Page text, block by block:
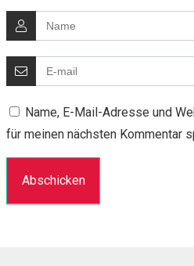
Name, E-Mail-Adresse und
für meinen nächsten Kommentar